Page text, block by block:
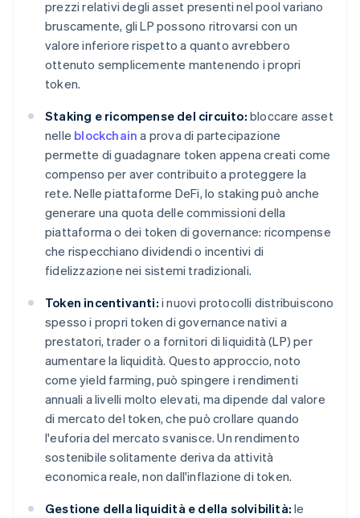
prezzi relativi degli asset presenti nel pool variano
bruscamente, gli LP possono ritrovarsi con un
valore inferiore rispetto a quanto avrebbero
ottenuto semplicemente mantenendo i propri
token.
Staking e ricompense del circuito: bloccare asset
nelle blockchain a prova di partecipazione
permette di guadagnare token appena creati come
compenso per aver contribuito a proteggere la
rete. Nelle piattaforme DeFi, lo staking può anche
generare una quota delle commissioni della
piattaforma o dei token di governance: ricompense
che rispecchiano dividendi o incentivi di
fidelizzazione nei sistemi tradizionali.
Token incentivanti: i nuovi protocolli distribuiscono
spesso i propri token di governance nativi a
prestatori, trader o a fornitori di liquidità (LP) per
aumentare la liquidità. Questo approccio, noto
come yield farming, può spingere i rendimenti
annuali a livelli molto elevati, ma dipende dal valore
di mercato del token, che può crollare quando
l'euforia del mercato svanisce. Un rendimento
sostenibile solitamente deriva da attività
economica reale, non dall'inflazione di token.
Gestione della liquidità e della solvibilità: le